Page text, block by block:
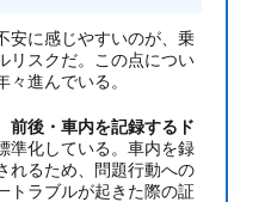
安に感じやすいのが、乗
リスクだ。この点につい
進んでいる。
前後・車内を記録するド
準化している。車内を録
れるため、問題行動への
トラブルが起きた際の証